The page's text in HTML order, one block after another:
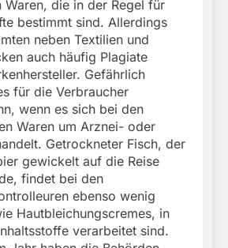
Waren, die in der Regel für
bestimmt sind. Allerdings
neben Textilien und
auch häufig Plagiate
Gefährlich
für die Verbraucher
wenn es sich bei den
Waren um Arznei- oder
Getrockneter Fisch, der
gewickelt auf die Reise
findet bei den
ebenso wenig
Hautbleichungscremes, in
verarbeitet sind.